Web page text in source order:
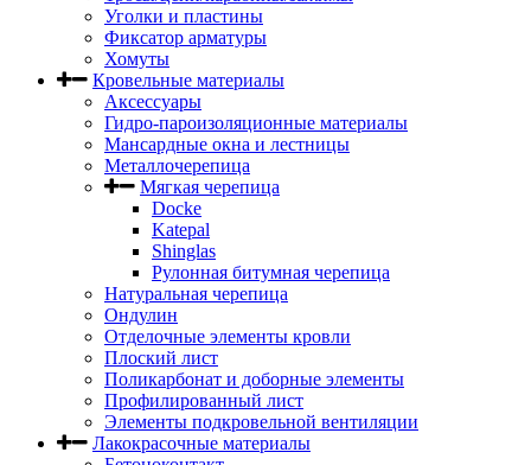
Уголки и пластины
Фиксатор арматуры
Хомуты
Кровельные материалы
Аксессуары
Гидро-пароизоляционные материалы
Мансардные окна и лестницы
Металлочерепица
Мягкая черепица
Docke
Katepal
Shinglas
Рулонная битумная черепица
Натуральная черепица
Ондулин
Отделочные элементы кровли
Плоский лист
Поликарбонат и доборные элементы
Профилированный лист
Элементы подкровельной вентиляции
Лакокрасочные материалы